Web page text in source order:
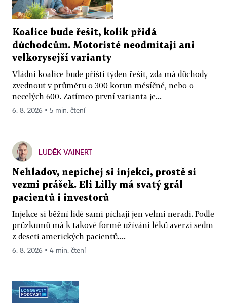
Koalice bude řešit, kolik přidá
důchodcům. Motoristé neodmítají ani
velkorysejší varianty
Vládní koalice bude příští týden řešit, zda má důchody
zvednout v průměru o 300 korun měsíčně, nebo o
necelých 600. Zatímco první varianta je...
6. 8. 2026 ▪ 5 min. čtení
LUDĚK VAINERT
Nehladov, nepíchej si injekci, prostě si
vezmi prášek. Eli Lilly má svatý grál
pacientů i investorů
Injekce si běžní lidé sami píchají jen velmi neradi. Podle
průzkumů má k takové formě užívání léků averzi sedm
z deseti amerických pacientů....
6. 8. 2026 ▪ 4 min. čtení